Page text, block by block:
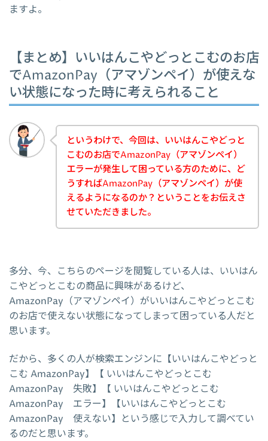
ますよ。
【まとめ】いいはんこやどっとこむのお店
でAmazonPay（アマゾンペイ）が使えな
い状態になった時に考えられること
というわけで、今回は、いいはんこやどっと
こむのお店でAmazonPay（アマゾンペイ）
エラーが発生して困っている方のために、ど
うすればAmazonPay（アマゾンペイ）が使
えるようになるのか？ということをお伝えさ
せていただきました。
多分、今、こちらのページを閲覧している人は、いいはん
こやどっとこむの商品に興味があるけど、
AmazonPay（アマゾンペイ）がいいはんこやどっとこむ
のお店で使えない状態になってしまって困っている人だと
思います。
だから、多くの人が検索エンジンに【いいはんこやどっと
こむ AmazonPay】【 いいはんこやどっとこむ
AmazonPay 失敗】【 いいはんこやどっとこむ
AmazonPay エラー】【いいはんこやどっとこむ
AmazonPay 使えない】という感じで入力して調べてい
るのだと思います。